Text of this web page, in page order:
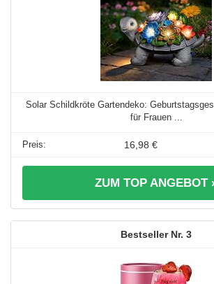
Solar Schildkröte Gartendeko:
für Frauen ...
16,98 €
ZUM TOP ANGEBOT
3